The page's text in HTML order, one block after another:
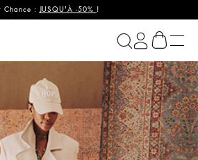
Chance :JUSQU'À -50% !